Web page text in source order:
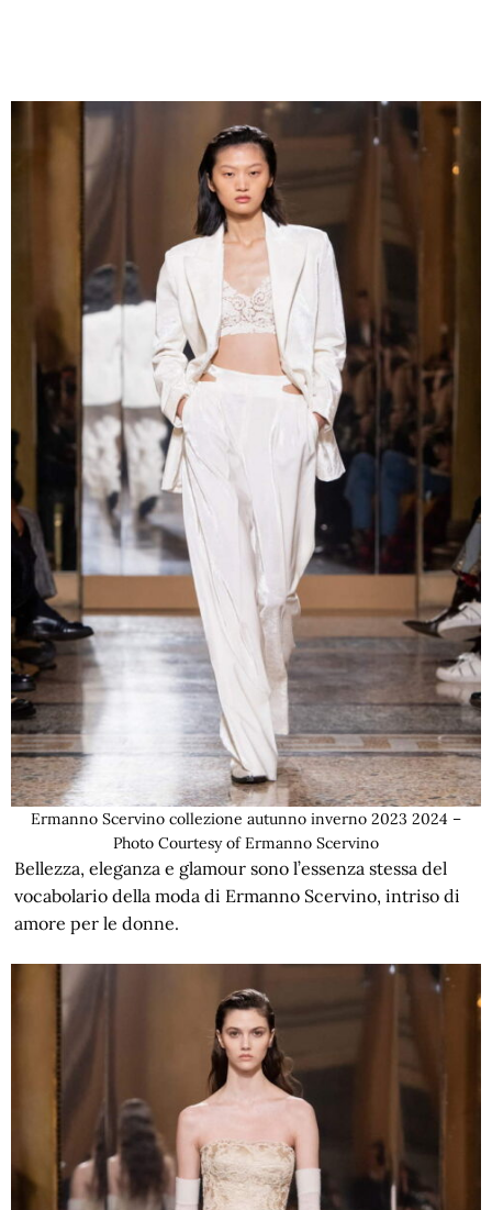
Ermanno Scervino collezione autunno inverno 2023 2024 –
Photo Courtesy of Ermanno Scervino
Bellezza, eleganza e glamour sono l’essenza stessa del
vocabolario della moda di Ermanno Scervino, intriso di
amore per le donne.